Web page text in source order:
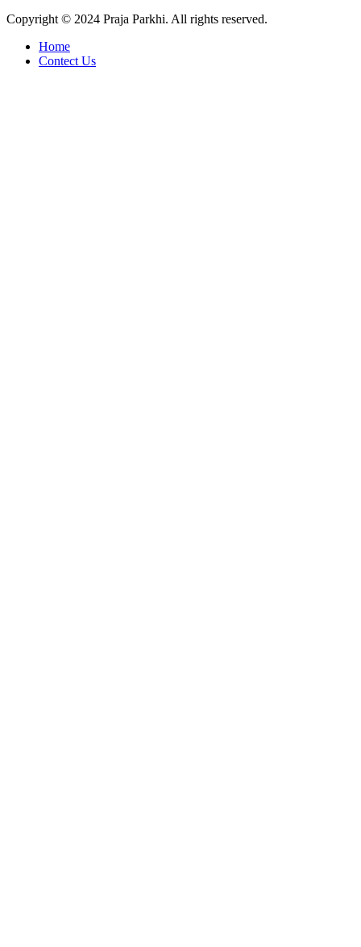
Copyright © 2024 Praja Parkhi. All rights reserved.
Home
Contect Us